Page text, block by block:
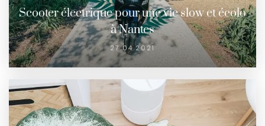
Scooter électrique pour une vie slow et écolo
à Nantes
27.04.2021